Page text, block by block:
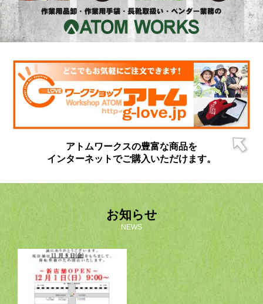
アトムワークスの豊富な商品を
インターネットでご購入いただけます。
お知らせ
NEWS